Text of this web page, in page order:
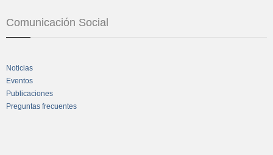
Comunicación Social
Noticias
Eventos
Publicaciones
Preguntas frecuentes